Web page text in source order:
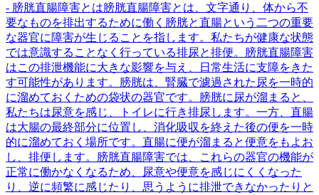
- 膀胱直腸障害とは膀胱直腸障害とは、文字通り、体から不
要なものを排出するために働く膀胱と直腸という二つの重要
な器官に障害が生じることを指します。私たちが健康な状態
では意識することなく行っている排尿と排便。膀胱直腸障害
はこの排泄機能に大きな影響を与え、日常生活に支障をきた
す可能性があります。膀胱は、腎臓で濾過された尿を一時的
に溜めておくための袋状の器官です。膀胱に尿が溜まると、
私たちは尿意を感じ、トイレに行き排尿します。一方、直腸
は大腸の最終部分に位置し、消化吸収を終えた後の便を一時
的に溜めておく場所です。直腸に便が溜まると便意をもよお
し、排便します。膀胱直腸障害では、これらの器官の機能が
正常に働かなくなるため、尿意や便意を感じにくくなった
り、逆に頻繁に感じたり、思うように排泄できなかったりと